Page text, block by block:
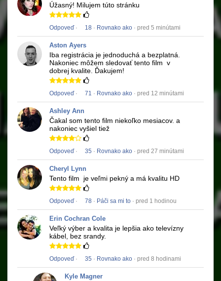
Úžasný! Milujem túto stránku
Odpoveď· 18 · Rovnako ako · pred 5 minútami
Aston Ayers
Iba registrácia je jednoduchá a bezplatná.
Nakoniec môžem sledovať tento film v
dobrej kvalite. Ďakujem!
Odpoveď· 71 · Rovnako ako · pred 12 minútami
Ashley Ann
Čakal som tento film niekoľko mesiacov. a
nakoniec vyšiel tiež
Odpoveď· 35 · Rovnako ako · pred 27 minútami
Cheryl Lynn
Tento film je veľmi pekný a má kvalitu HD
Odpoveď· 78 · Páči sa mi to · pred 1 hodinou
Erin Cochran Cole
Veľký výber a kvalita je lepšia ako televízny
kábel, bez srandy.
Odpoveď· 35 · Rovnako ako · pred 8 hodinami
Kyle Magner